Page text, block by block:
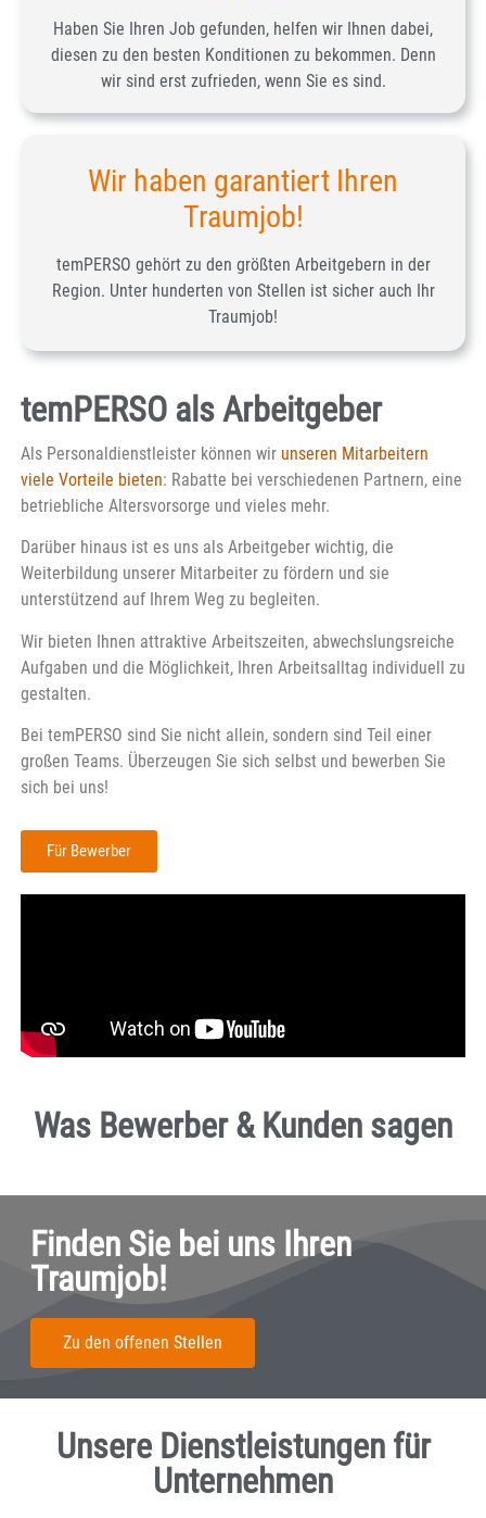
Haben Sie Ihren Job gefunden, helfen wir Ihnen dabei,
diesen zu den besten Konditionen zu bekommen. Denn
wir sind erst zufrieden, wenn Sie es sind.
Wir haben garantiert Ihren
Traumjob!
temPERSO gehört zu den größten Arbeitgebern in der
Region. Unter hunderten von Stellen ist sicher auch Ihr
Traumjob!
temPERSO als Arbeitgeber
Als Personaldienstleister können wir unseren Mitarbeitern
viele Vorteile bieten: Rabatte bei verschiedenen Partnern, eine
betriebliche Altersvorsorge und vieles mehr.
Darüber hinaus ist es uns als Arbeitgeber wichtig, die
Weiterbildung unserer Mitarbeiter zu fördern und sie
unterstützend auf Ihrem Weg zu begleiten.
Wir bieten Ihnen attraktive Arbeitszeiten, abwechslungsreiche
Aufgaben und die Möglichkeit, Ihren Arbeitsalltag individuell zu
gestalten.
Bei temPERSO sind Sie nicht allein, sondern sind Teil einer
großen Teams. Überzeugen Sie sich selbst und bewerben Sie
sich bei uns!
Für Bewerber
Was Bewerber & Kunden sagen
Finden Sie bei uns Ihren
Traumjob!
Zu den offenen Stellen
Unsere Dienstleistungen für
Unternehmen